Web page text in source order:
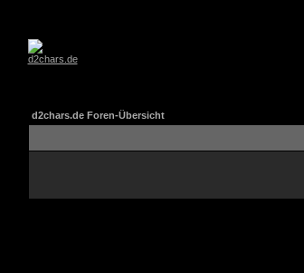
d2chars.de Foren-Übersicht